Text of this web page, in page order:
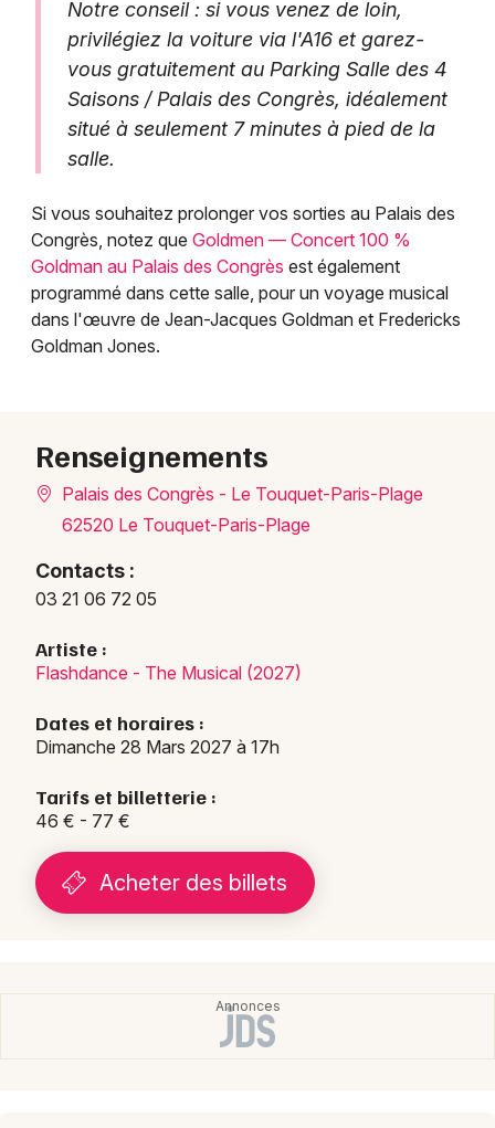
Notre conseil : si vous venez de loin,
privilégiez la voiture via l'A16 et garez-
vous gratuitement au Parking Salle des 4
Saisons / Palais des Congrès, idéalement
situé à seulement 7 minutes à pied de la
salle.
Si vous souhaitez prolonger vos sorties au Palais des
Congrès, notez que Goldmen — Concert 100 %
Goldman au Palais des Congrès est également
programmé dans cette salle, pour un voyage musical
dans l'œuvre de Jean-Jacques Goldman et Fredericks
Goldman Jones.
Renseignements
Palais des Congrès - Le Touquet-Paris-Plage
62520 Le Touquet-Paris-Plage
Contacts :
03 21 06 72 05
Artiste :
Flashdance - The Musical (2027)
Dates et horaires :
Dimanche 28 Mars 2027 à 17h
Tarifs et billetterie :
46 € - 77 €
Acheter des billets